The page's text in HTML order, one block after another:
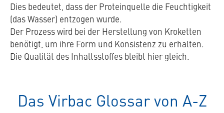
Dies bedeutet, dass der Proteinquelle die Feuchtigkeit
(das Wasser) entzogen wurde.
Der Prozess wird bei der Herstellung von Kroketten
benötigt, um ihre Form und Konsistenz zu erhalten.
Die Qualität des Inhaltsstoffes bleibt hier gleich.
Das Virbac Glossar von A-Z